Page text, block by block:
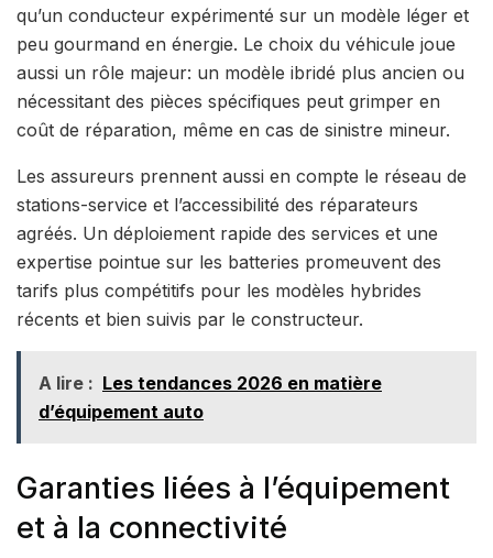
qu’un conducteur expérimenté sur un modèle léger et
peu gourmand en énergie. Le choix du véhicule joue
aussi un rôle majeur: un modèle ibridé plus ancien ou
nécessitant des pièces spécifiques peut grimper en
coût de réparation, même en cas de sinistre mineur.
Les assureurs prennent aussi en compte le réseau de
stations-service et l’accessibilité des réparateurs
agréés. Un déploiement rapide des services et une
expertise pointue sur les batteries promeuvent des
tarifs plus compétitifs pour les modèles hybrides
récents et bien suivis par le constructeur.
A lire : Les tendances 2026 en matière
d’équipement auto
Garanties liées à l’équipement
et à la connectivité